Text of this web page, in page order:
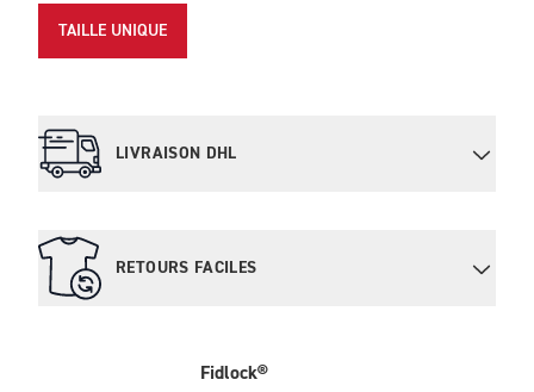
TAILLE UNIQUE
LIVRAISON DHL
RETOURS FACILES
Fidlock®